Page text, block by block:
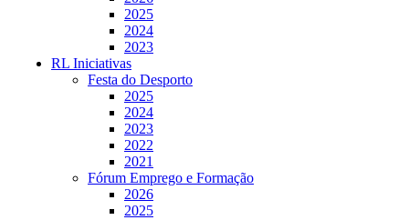
2025
2024
2023
RL Iniciativas
Festa do Desporto
2025
2024
2023
2022
2021
Fórum Emprego e Formação
2026
2025